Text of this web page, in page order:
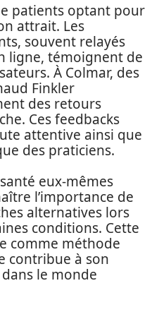
patients optant pour
attrait. Les
souvent relayés
ligne, témoignent de
À Colmar, des
Finkler
des retours
Ces feedbacks
attentive ainsi que
des praticiens.
eux-mêmes
l’importance de
alternatives lors
conditions. Cette
comme méthode
contribue à son
le monde